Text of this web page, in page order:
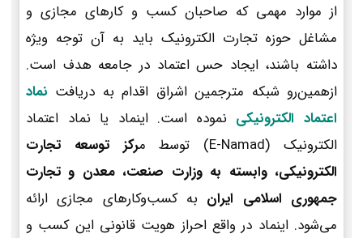
از موارد مهمی که صاحبان کسب و کارهای مجازی و
مشاغل حوزه تجارت الکترونیک باید به آن توجه ویژه
داشته باشند، ایجاد حس اعتماد در جامعه هدف است.
ازهمین‌رو شبکه مترجمین اشراق اقدام به دریافت نماد
اعتماد الکترونیکی نموده است. اینماد یا نماد اعتماد
الکترونیک (E-Namad) توسط م
رکز توسعه تجارت
الکترونیکی، وابسته به وزارت صنعت، معدن و تجارت
جمهوری اسلامی ایران به کسب‌وکارهای مجازی ارائه
می‌شود. اینماد در واقع احراز هویت قانونی این کسب و